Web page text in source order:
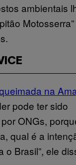
ambientais
na
pode ter sido
ONGs,
qual é a
o Brasil”, ele